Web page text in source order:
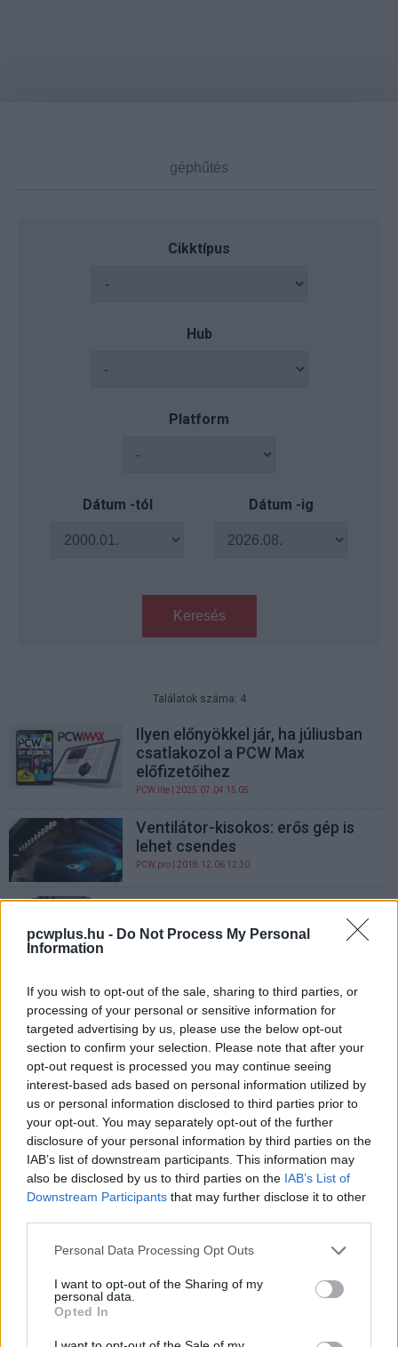
pcwplus.hu - Do Not Process My Personal
Information
If you wish to opt-out of the sale, sharing to third parties, or
processing of your personal or sensitive information for
targeted advertising by us, please use the below opt-out
section to confirm your selection. Please note that after your
opt-out request is processed you may continue seeing
interest-based ads based on personal information utilized by
us or personal information disclosed to third parties prior to
your opt-out. You may separately opt-out of the further
disclosure of your personal information by third parties on the
IAB’s list of downstream participants. This information may
also be disclosed by us to third parties on the IAB’s List of
Downstream Participants that may further disclose it to other
Please note that this website/app uses one or more Google
not limited to your visit or usage behaviour. You may click to
grant or deny consent to Google and its third-party tags to
use your data for below specified purposes in below Google
consent section.
Personal Data Processing Opt Outs
I want to opt-out of the Sharing of my
personal data.
Opted In
Cikktípus
Hub
Platform
Dátum -tól Dátum -ig
Keresés
Találatok száma: 4
Ilyen előnyökkel jár, ha júliusban
csatlakozol a PCW Max
előfizetőihez
PCW.lite | 2025.07.04 15:05
Ventilátor-kisokos: erős gép is
lehet csendes
PCW.pro | 2018.12.06 12:30
Az ideális PC-hűtés
Noteszgéphűtés profi módra